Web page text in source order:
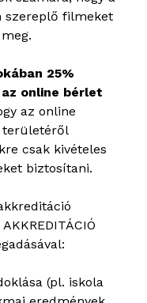
szereplő filmeket
25%
online bérlet
az online
területéről
csak kivételes
biztosítani.
(pl. iskola